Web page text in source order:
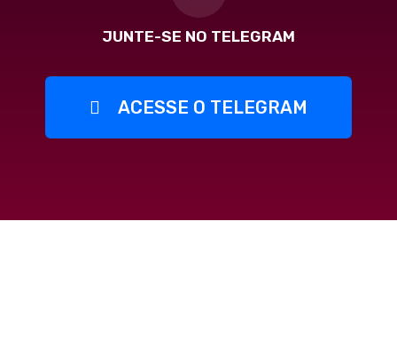
JUNTE-SE NO TELEGRAM
ACESSE O TELEGRAM